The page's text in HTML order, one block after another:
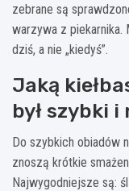
zebrane są
warzywa z piekarnika.
dziś, a nie „kiedyś”.
Jaką
był szybki i
Do szybkich obiadów
znoszą krótkie
Najwygodniejsze są: